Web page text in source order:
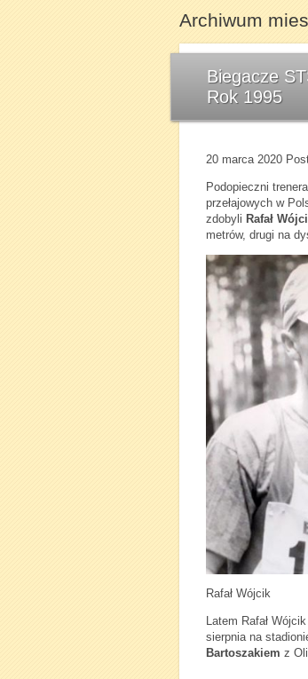
Archiwum
Biegacze
Rok 1995
20 marca 2020
Podopieczni trenera
przełajowych w
zdobyli Rafał
metrów, drugi na
Rafał Wójcik
Latem Rafał
sierpnia na
Bartoszakiem z